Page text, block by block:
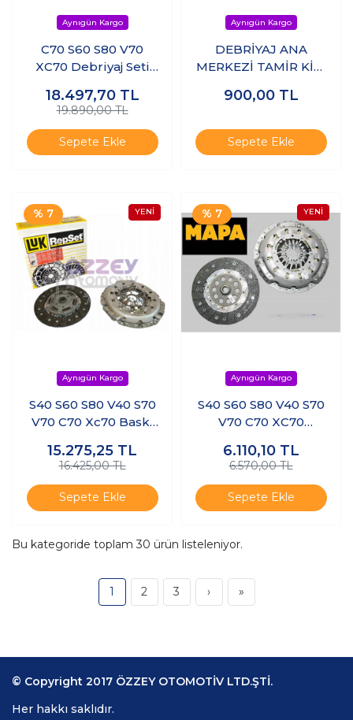
C70 S60 S80 V70
XC70 Debriyaj Seti
18.497,70 TL
19.890,00 TL
Sepete Ekle
DEBRİYAJ ANA
MERKEZİ TAMİR KİTİ
MANUEL
900,00 TL
Sepete Ekle
% 7
S40 S60 S80 V40 S70
V70 C70 Xc70 Baskı
15.275,25 TL
16.425,00 TL
Sepete Ekle
% 7
S40 S60 S80 V40 S70
V70 C70 XC70
Balata
6.110,10 TL
6.570,00 TL
Sepete Ekle
Bu kategoride toplam30 ürün listeleniyor.
1 2 3 › »
© Copyright 2017 ÖZZEY OTOMOTİV LTD.ŞTİ.
Her hakkı saklıdır.